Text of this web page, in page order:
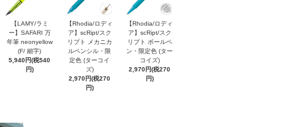
【LAMY/ラミ
ー】SAFARI 万
年筆 neonyellow
(F/ 細字)
5,940円(税540
円)
【Rhodia/ロディ
ア】scRipt/スク
リプト メカニカ
ルペンシル・限
定色 (ターコイ
ズ)
2,970円(税270
円)
【Rhodia/ロディ
ア】scRipt/スク
リプト ボールペ
ン・限定色 (ター
コイズ)
2,970円(税270
円)